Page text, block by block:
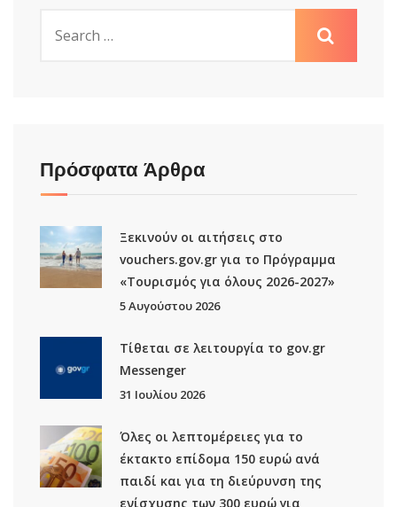
Πρόσφατα Άρθρα
Ξεκινούν οι αιτήσεις στο
vouchers.gov.gr για το Πρόγραμμα
«Τουρισμός για όλους 2026-2027»
5 Αυγούστου 2026
Τίθεται σε λειτουργία το gov.gr
Μessenger
31 Ιουλίου 2026
Όλες οι λεπτομέρειες για το
έκτακτο επίδομα 150 ευρώ ανά
παιδί και για τη διεύρυνση της
ενίσχυσης των 300 ευρώ για